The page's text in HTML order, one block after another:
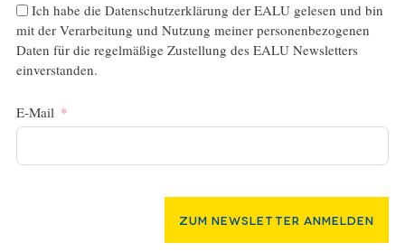
Ich habe die Datenschutzerklärung der EALU gelesen und bin
mit der Verarbeitung und Nutzung meiner personenbezogenen
Daten für die regelmäßige Zustellung des EALU Newsletters
einverstanden.
E-Mail
Zum Newsletter Anmelden